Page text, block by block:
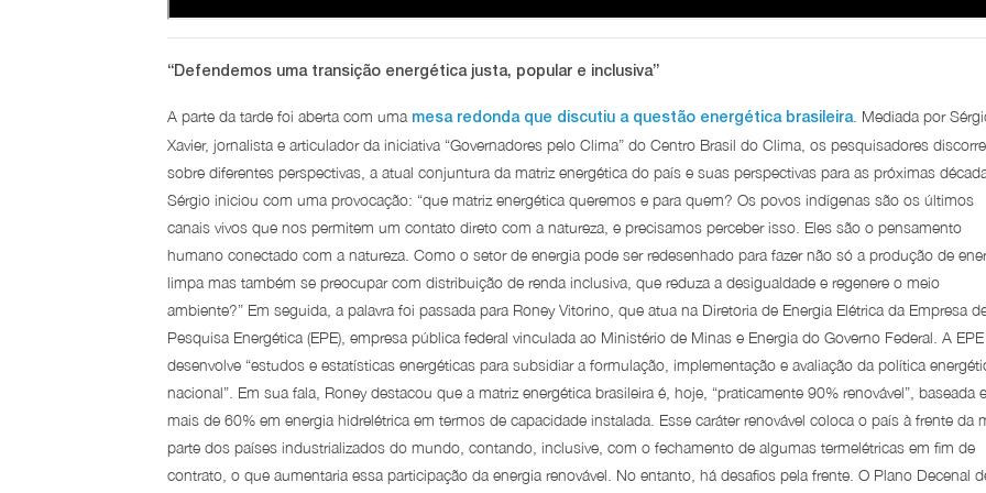
“Defendemos uma transição energética justa, popular e inclusiva”
A parte da tarde foi aberta com uma mesa redonda que discutiu a questão energética brasileira. Mediada por
Xavier, jornalista e articulador da iniciativa “Governadores pelo Clima” do Centro Brasil do Clima, os pesquisadores
sobre diferentes perspectivas, a atual conjuntura da matriz energética do país e suas perspectivas para as próximas
Sérgio iniciou com uma provocação: “que matriz energética queremos e para quem? Os povos indígenas são os últimos
canais vivos que nos permitem um contato direto com a natureza, e precisamos perceber isso. Eles são o pensamento
humano conectado com a natureza. Como o setor de energia pode ser redesenhado para fazer não só a produção de
limpa mas também se preocupar com distribuição de renda inclusiva, que reduza a desigualdade e regenere o meio
ambiente?” Em seguida, a palavra foi passada para Roney Vitorino, que atua na Diretoria de Energia Elétrica da Empresa
Pesquisa Energética (EPE), empresa pública federal vinculada ao Ministério de Minas e Energia do Governo Federal. A EPE
desenvolve “estudos e estatísticas energéticas para subsidiar a formulação, implementação e avaliação da política
nacional”. Em sua fala, Roney destacou que a matriz energética brasileira é, hoje, “praticamente 90% renovável”, baseada
mais de 60% em energia hidrelétrica em termos de capacidade instalada. Esse caráter renovável coloca o país à frente da
parte dos países industrializados do mundo, contando, inclusive, com o fechamento de algumas termelétricas em fim de
contrato, o que aumentaria essa participação da energia renovável. No entanto, há desafios pela frente. O Plano Decenal